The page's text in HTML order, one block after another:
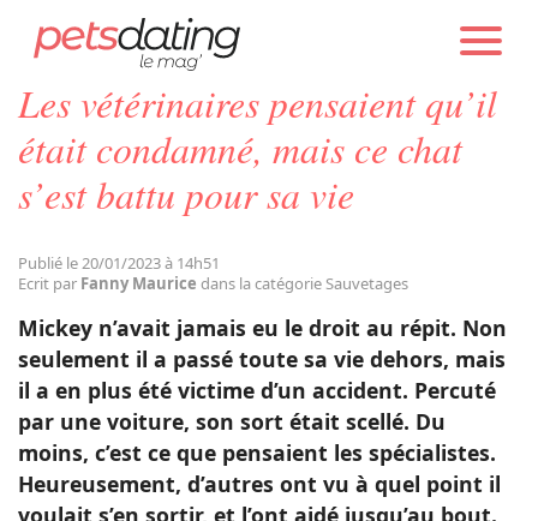
Chien
Chat
Faits Divers
Emotion
Tops
Sauvetages
PETS DATING ACTUALITÉS SAUVETAGES
Les vétérinaires pensaient qu’il
était condamné, mais ce chat
s’est battu pour sa vie
Publié le 20/01/2023 à 14h51
Ecrit par Fanny Maurice dans la catégorie Sauvetages
Mickey n’avait jamais eu le droit au répit. Non
seulement il a passé toute sa vie dehors, mais
il a en plus été victime d’un accident. Percuté
par une voiture, son sort était scellé. Du
moins, c’est ce que pensaient les spécialistes.
Heureusement, d’autres ont vu à quel point il
voulait s’en sortir, et l’ont aidé jusqu’au bout.